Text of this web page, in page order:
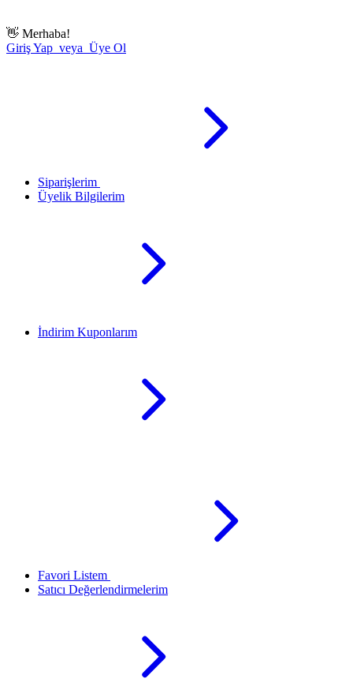
👋 Merhaba!
Giriş Yap veya Üye Ol
Siparişlerim
Üyelik Bilgilerim
İndirim Kuponlarım
Favori Listem
Satıcı Değerlendirmelerim